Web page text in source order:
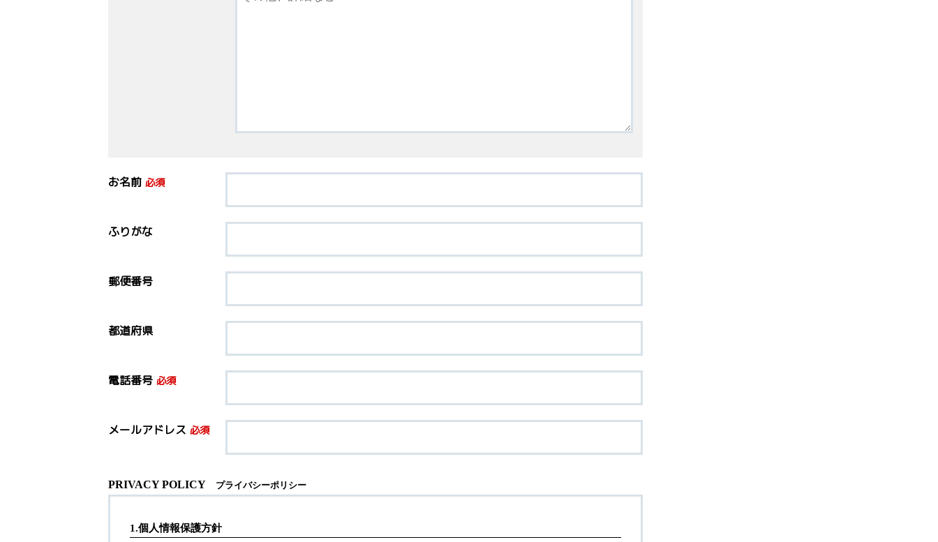
お名前 必須
ふりがな
郵便番号
都道府県
電話番号 必須
メールアドレス 必須
PRIVACY POLICY プライバシーポリシー
1.個人情報保護方針